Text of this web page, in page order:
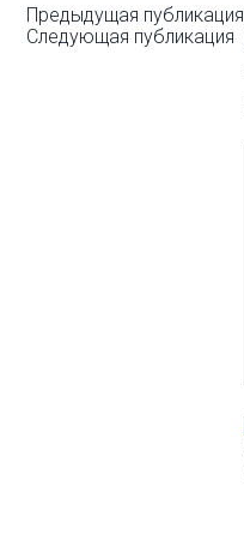
Предыдущая публикация
Следующая публикация